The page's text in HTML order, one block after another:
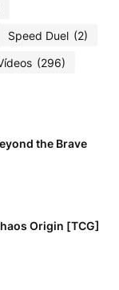
Speed Duel (2)
(296)
the Brave
Origin [TCG]